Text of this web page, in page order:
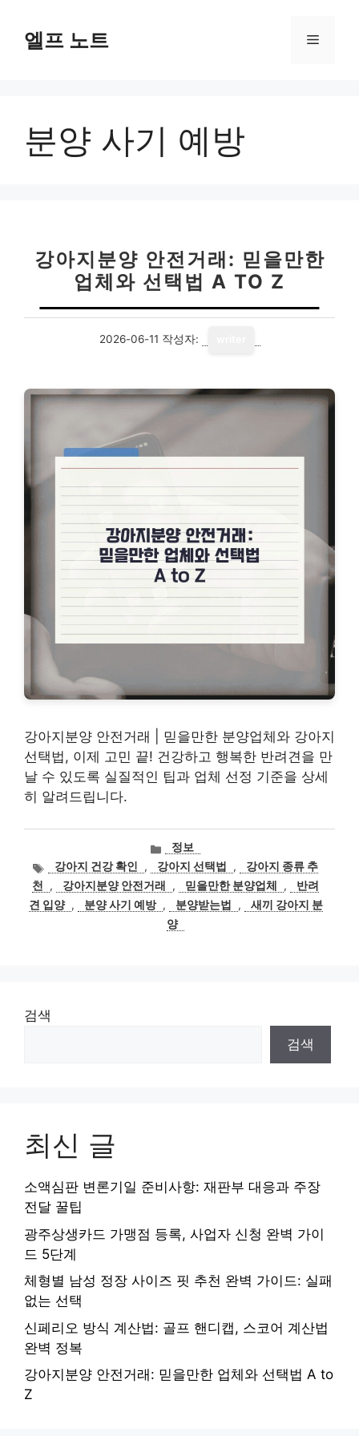
엘프 노트 메
분양 사기 예방
강아지분양 안전거래: 믿을만한
업체와 선택법 A TO Z
2026-06-11 작성자:
강아지분양 안전거래 | 믿을만한 분양업체와 강아지
선택법, 이제 고민 끝! 건강하고 행복한 반려견을 만
날 수 있도록 실질적인 팁과 업체 선정 기준을 상세
히 알려드립니다.
카
테
고
리
정보
태강아지 건강 확인 , 강아지 선택법 ,
강아지 종류 추
천
, 강아지분양 안전거래 , 믿을만한 분양업체 ,
반려
견 입양 , 분양 사기 예방 , 분양받는법 ,
새끼 강아지 분
양
검색
검색
최신 글
소액심판 변론기일 준비사항: 재판부 대응과 주장
전달 꿀팁
광주상생카드 가맹점 등록, 사업자 신청 완벽 가이
드 5단계
체형별 남성 정장 사이즈 핏 추천 완벽 가이드: 실패
없는 선택
신페리오 방식 계산법: 골프 핸디캡, 스코어 계산법
완벽 정복
강아지분양 안전거래: 믿을만한 업체와 선택법 A to
Z